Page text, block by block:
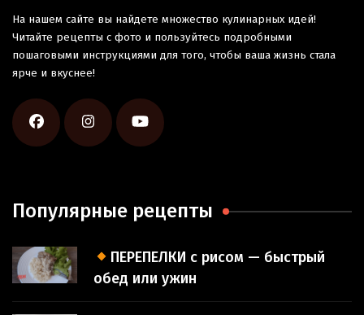
На нашем сайте вы найдете множество кулинарных идей!
Читайте рецепты с фото и пользуйтесь подробными
пошаговыми инструкциями для того, чтобы ваша жизнь стала
ярче и вкуснее!
Популярные рецепты
ПЕРЕПЕЛКИ с рисом — быстрый
обед или ужин